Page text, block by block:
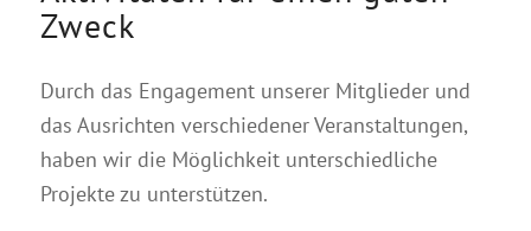
Zweck
Durch das Engagement unserer Mitglieder und
das Ausrichten verschiedener Veranstaltungen,
haben wir die Möglichkeit unterschiedliche
Projekte zu unterstützen.